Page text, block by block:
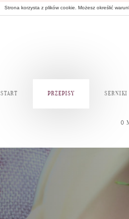
START PRZEPISY SERNIKI
O
Strona korzysta z plików cookie. Możesz określić